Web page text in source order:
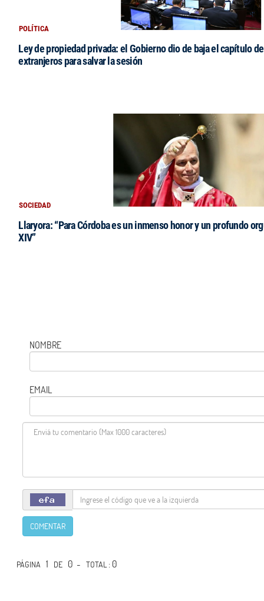
POLÍTICA
Ley de propiedad privada: el Gobierno dio de baja el capítulo
extranjeros para salvar la sesión
SOCIEDAD
Llaryora: “Para Córdoba es un inmenso honor y un profundo
XIV”
NOMBRE
EMAIL
COMENTAR
PÁGINA 1 DE 0 -TOTAL: 0